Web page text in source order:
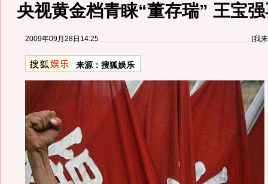
央视黄金档青睐“董存瑞” 王宝
2009年09月28日14:25 [我
来源： 搜狐娱乐